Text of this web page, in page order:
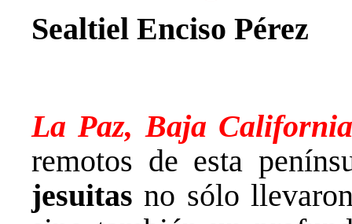
Sealtiel Enciso Pérez
La Paz, Baja
remotos de esta
jesuitas no sólo